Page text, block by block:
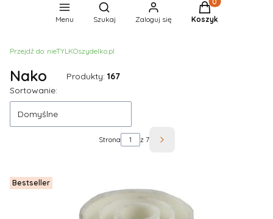
Menu
Otwórz wyszukiwarkę
Szukaj Zaloguj się
Produkty w
Koszyk
Przejdź do: nieTYLKOszydelko.pl
Nako Produkty: 167
Lista produktów
Sortowanie:
Domyślne
Strona z 7 Następne produkty
Bestseller